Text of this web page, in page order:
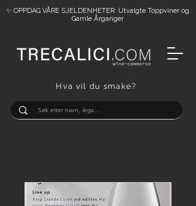
Hva vil du smake?
✨ OPPDAG VÅRE SJELDENHETER: Utvalgte Toppviner og
Gamle Årganger